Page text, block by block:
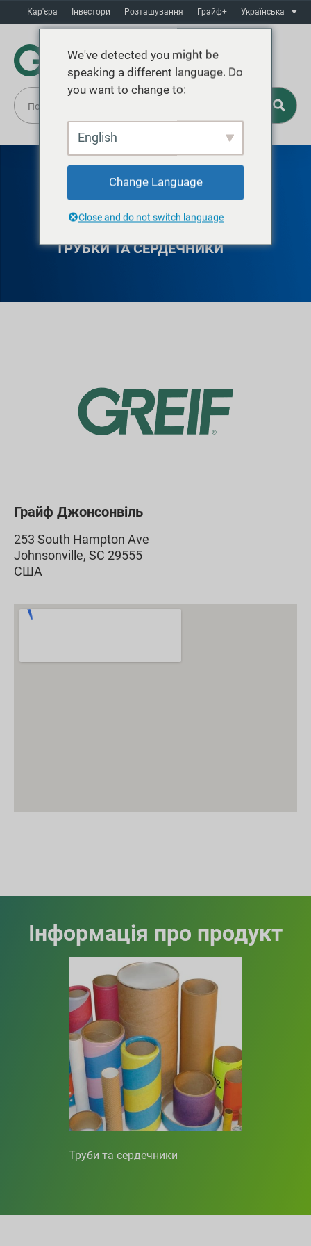
Кар'єра Інвестори Розташування Грайф+ Українська
ГРАЙФ
ДЖОНСОНВІЛЬ
ТРУБКИ ТА СЕРДЕЧНИКИ
Грайф Джонсонвіль
253 South Hampton Ave
Johnsonville, SC 29555
США
Інформація про продукт
Труби та сердечники
We've detected you might be
speaking a different language. Do
you want to change to:
English
Change Language
Close and do not switch language